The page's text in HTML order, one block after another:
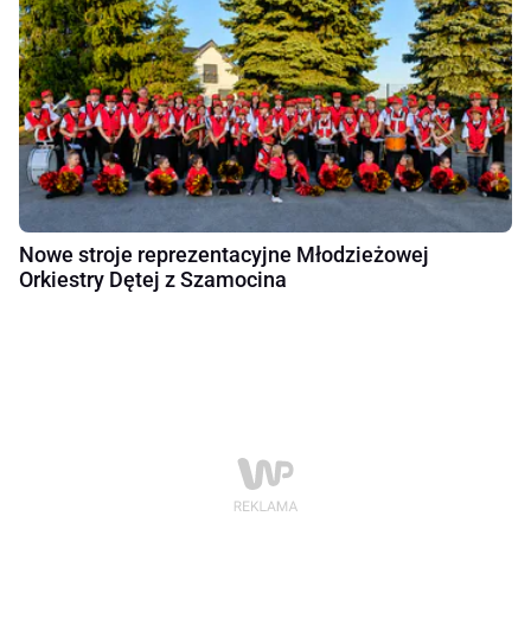
Nowe stroje reprezentacyjne Młodzieżowej
Orkiestry Dętej z Szamocina